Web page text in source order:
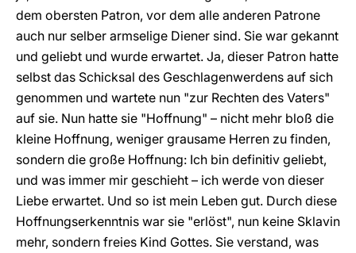
dem obersten Patron, vor dem alle anderen Patrone
auch nur selber armselige Diener sind. Sie war gekannt
und geliebt und wurde erwartet. Ja, dieser Patron hatte
selbst das Schicksal des Geschlagenwerdens auf sich
genommen und wartete nun "zur Rechten des Vaters"
auf sie. Nun hatte sie "Hoffnung" – nicht mehr bloß die
kleine Hoffnung, weniger grausame Herren zu finden,
sondern die große Hoffnung: Ich bin definitiv geliebt,
und was immer mir geschieht – ich werde von dieser
Liebe erwartet. Und so ist mein Leben gut. Durch diese
Hoffnungserkenntnis war sie "erlöst", nun keine Sklavin
mehr, sondern freies Kind Gottes. Sie verstand, was